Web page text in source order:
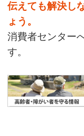
伝えても解決し
ょう。
消費者センター
す。